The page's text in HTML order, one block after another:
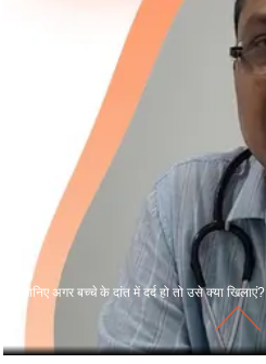
जानिए अगर बच्चे के दांत में दर्द हो तो उसे क्या खिलाएं?